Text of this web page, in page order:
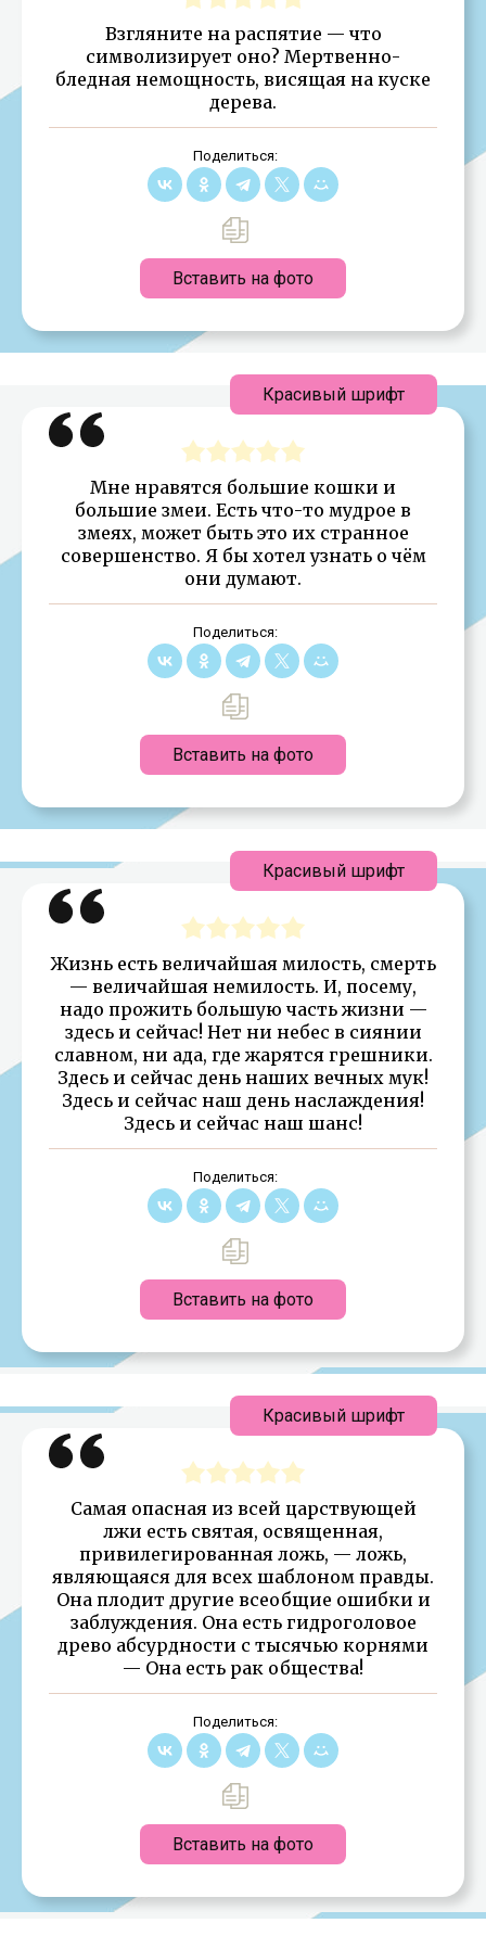
Взгляните на распятие — что
символизирует оно? Мертвенно-
бледная немощность, висящая на куске
дерева.
Поделиться:
Вставить на фото
Мне нравятся большие кошки и
большие змеи. Есть что-то мудрое в
змеях, может быть это их странное
совершенство. Я бы хотел узнать о чём
они думают.
Поделиться:
Вставить на фото
Красивый шрифт
Жизнь есть величайшая милость, смерть
— величайшая немилость. И, посему,
надо прожить большую часть жизни —
здесь и сейчас! Нет ни небес в сиянии
славном, ни ада, где жарятся грешники.
Здесь и сейчас день наших вечных мук!
Здесь и сейчас наш день наслаждения!
Здесь и сейчас наш шанс!
Поделиться:
Вставить на фото
Красивый шрифт
Самая опасная из всей царствующей
лжи есть святая, освященная,
привилегированная ложь, — ложь,
являющаяся для всех шаблоном правды.
Она плодит другие всеобщие ошибки и
заблуждения. Она есть гидроголовое
древо абсурдности с тысячью корнями
— Она есть рак общества!
Поделиться:
Вставить на фото
Красивый шрифт